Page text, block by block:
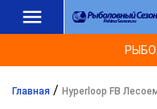
Главная / Hyperloop FB